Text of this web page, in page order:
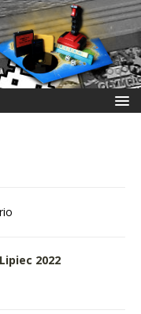
2022